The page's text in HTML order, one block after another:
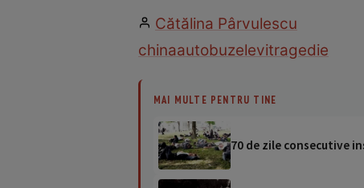
Cătălina Pârvulescu
chinaautobuzelevitragedie
MAI MULTE PENTRU TINE
70 de zile consecutive